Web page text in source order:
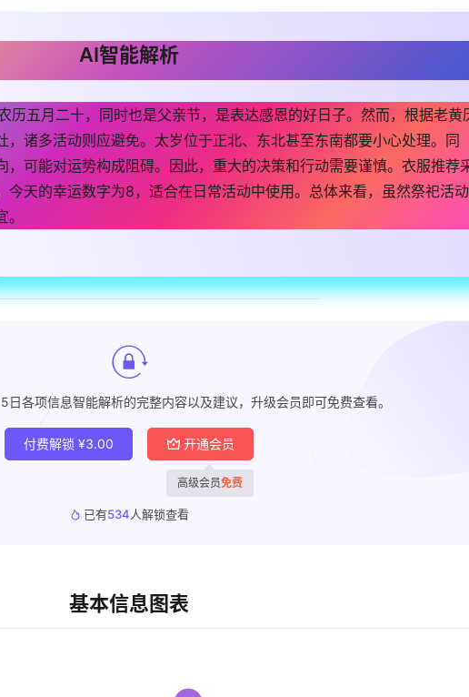
AI智能解析
历五月二十，同时也是父亲节，是表达感恩的好日子。然而，根据老黄
，诸多活动则应避免。太岁位于正北、东北甚至东南都要小心处理。同
，可能对运势构成阻碍。因此，重大的决策和行动需要谨慎。衣服推荐
今天的幸运数字为8，适合在日常活动中使用。总体来看，虽然祭祀活动
各项信息智能解析的完整内容以及建议，升级会员即可免费查看。
付费解锁 ¥3.00 开通会员
高级会员免费
已有534人解锁查看
基本信息图表